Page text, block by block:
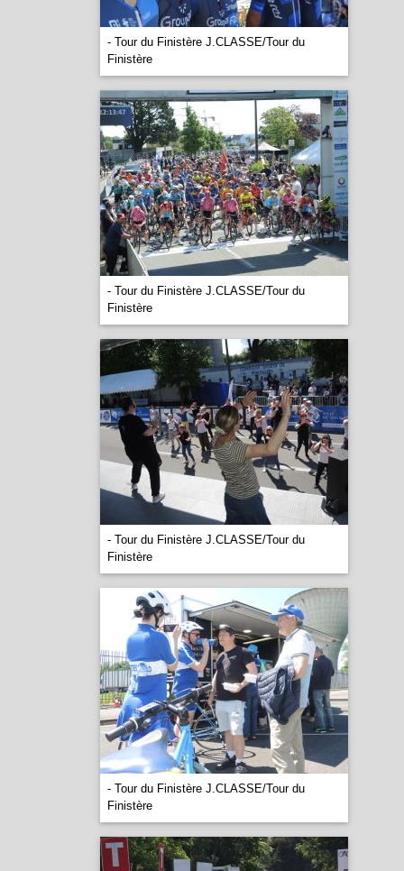
- Tour du Finistère J.CLASSE/Tour du
Finistère
- Tour du Finistère J.CLASSE/Tour du
Finistère
- Tour du Finistère J.CLASSE/Tour du
Finistère
- Tour du Finistère J.CLASSE/Tour du
Finistère